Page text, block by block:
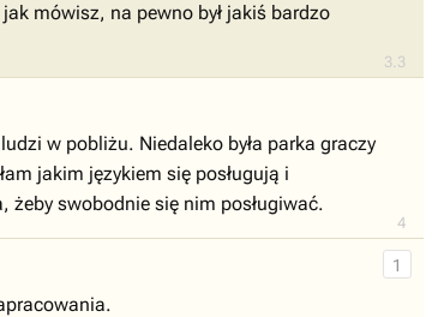
3.3
mówisz, na pewno był jakiś bardzo
4
w pobliżu. Niedaleko była parka graczy
jakim językiem się posługują i
żeby swobodnie się nim posługiwać.
1